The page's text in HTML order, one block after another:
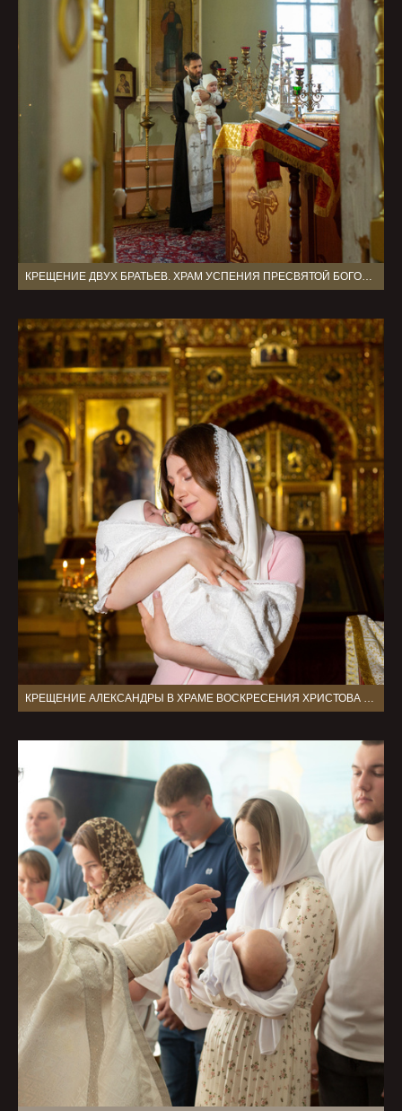
КРЕЩЕНИЕ ДВУХ БРАТЬЕВ. ХРАМ УСПЕНИЯ ПРЕСВЯТОЙ БОГОРОДИЦЫ
КРЕЩЕНИЕ АЛЕКСАНДРЫ В ХРАМЕ ВОСКРЕСЕНИЯ ХРИСТОВА В ВОСКРЕСЕНСКОМ Г МОСКВА ОЕ